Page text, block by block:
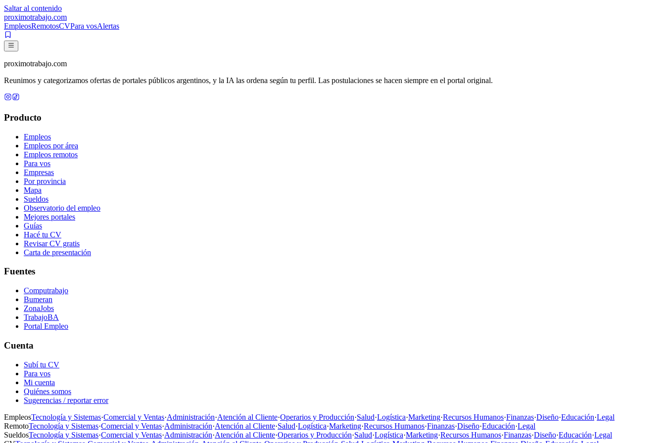
Saltar al contenido
proximotrabajo.com
EmpleosRemotosCVPara vosAlertas
proximotrabajo.com
Reunimos y categorizamos ofertas de portales públicos argentinos, y la IA las ordena según tu perfil. Las postulaciones se hacen siempre en el portal original.
Producto
Empleos
Empleos por área
Empleos remotos
Para vos
Empresas
Por provincia
Mapa
Sueldos
Observatorio del empleo
Mejores portales
Guías
Hacé tu CV
Revisar CV gratis
Carta de presentación
Fuentes
Computrabajo
Bumeran
ZonaJobs
TrabajoBA
Portal Empleo
Cuenta
Subí tu CV
Para vos
Mi cuenta
Quiénes somos
Sugerencias / reportar error
EmpleosTecnología y Sistemas·Comercial y Ventas·Administración·Atención al Cliente·Operarios y Producción·Salud·Logística·Marketing·Recursos Humanos·Finanzas·Diseño·Educación·Legal
RemotoTecnología y Sistemas·Comercial y Ventas·Administración·Atención al Cliente·Salud·Logística·Marketing·Recursos Humanos·Finanzas·Diseño·Educación·Legal
SueldosTecnología y Sistemas·Comercial y Ventas·Administración·Atención al Cliente·Operarios y Producción·Salud·Logística·Marketing·Recursos Humanos·Finanzas·Diseño·Educación·Legal